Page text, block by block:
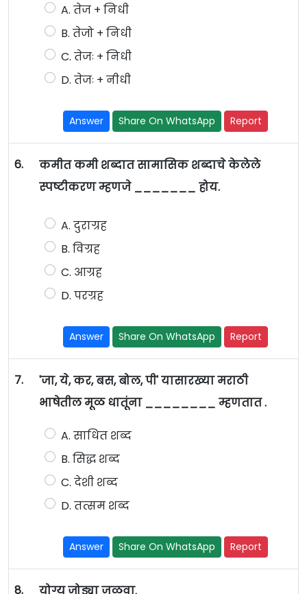
A. तेज + निधी
B. तेजो + निधी
C. तेजः + निधी
D. तेजः + नीधी
Answer Share On WhatsApp Report
6.
कमीत कमी शब्दात सामासिक शब्दाचे केलेले
स्पष्टीकरण म्हणजे _______ होय.
A. दुराग्रह
B. विग्रह
C. आग्रह
D. परग्रह
Answer Share On WhatsApp Report
7.
'जा, ये, कर, बस, बोल, पी' यासारख्या मराठी
भाषेतील मूळ धातूंना ________ म्हणतात .
A. साधित शब्द
B. सिद्ध शब्द
C. देशी शब्द
D. तत्सम शब्द
Answer Share On WhatsApp Report
8.